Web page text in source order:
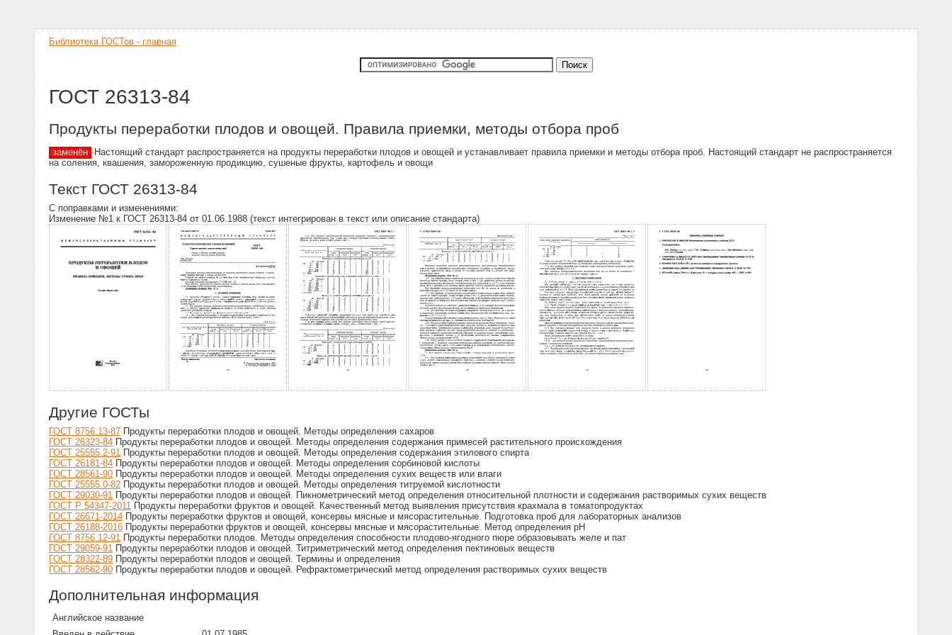
Библиотека ГОСТов - главная
ГОСТ 26313-84
Продукты переработки плодов и овощей. Правила приемки, методы отбора проб
заменён
Настоящий стандарт распространяется на продукты переработки плодов и овощей и устанавливает правила приемки и методы отбора проб. Настоящий стандарт не распространяется
на соления, квашения, замороженную продикцию, сушеные фрукты, картофель и овощи
Текст ГОСТ 26313-84
С поправками и изменениями:
Изменение №1 к ГОСТ 26313-84 от 01.06.1988 (текст интегрирован в текст или описание стандарта)
Другие ГОСТы
ГОСТ 8756.13-87 Продукты переработки плодов и овощей. Методы определения сахаров
ГОСТ 26323-84 Продукты переработки плодов и овощей. Методы определения содержания примесей растительного происхождения
ГОСТ 25555.2-91 Продукты переработки плодов и овощей. Методы определения содержания этилового спирта
ГОСТ 26181-84 Продукты переработки плодов и овощей. Методы определения сорбиновой кислоты
ГОСТ 28561-90 Продукты переработки плодов и овощей. Методы определения сухих веществ или влаги
ГОСТ 25555.0-82 Продукты переработки плодов и овощей. Методы определения титруемой кислотности
ГОСТ 29030-91 Продукты переработки плодов и овощей. Пикнометрический метод определения относительной плотности и содержания растворимых сухих веществ
ГОСТ Р 54347-2011 Продукты переработки фруктов и овощей. Качественный метод выявления присутствия крахмала в томатопродуктах
ГОСТ 26671-2014 Продукты переработки фруктов и овощей, консервы мясные и мясорастительные. Подготовка проб для лабораторных анализов
ГОСТ 26188-2016 Продукты переработки фруктов и овощей, консервы мясные и мясорастительные. Метод определения рН
ГОСТ 8756.12-91 Продукты переработки плодов. Методы определения способности плодово-ягодного пюре образовывать желе и пат
ГОСТ 29059-91 Продукты переработки плодов и овощей. Титриметрический метод определения пектиновых веществ
ГОСТ 28322-89 Продукты переработки плодов и овощей. Термины и определения
ГОСТ 28562-90 Продукты переработки плодов и овощей. Рефрактометрический метод определения растворимых сухих веществ
Дополнительная информация
Английское название